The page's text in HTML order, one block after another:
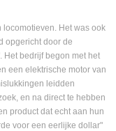
locomotieven. Het was ook
opgericht door de
Het bedrijf begon met het
een elektrische motor van
leidden
en na direct te hebben
product dat echt aan hun
voor een eerlijke dollar"